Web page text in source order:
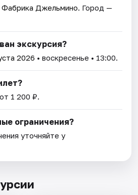
Фабрика Джельмино. Город —
экскурсия?
2026 • воскресенье • 13:00.
1 200 ₽.
ограничения?
уточняйте у